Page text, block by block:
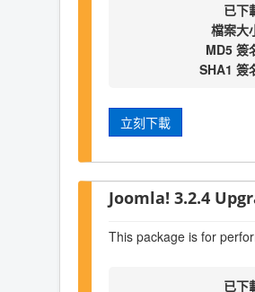
已下
檔案大
MD5 簽
SHA1 簽
立刻下載
Joomla! 3.2.4
This package is for
已下